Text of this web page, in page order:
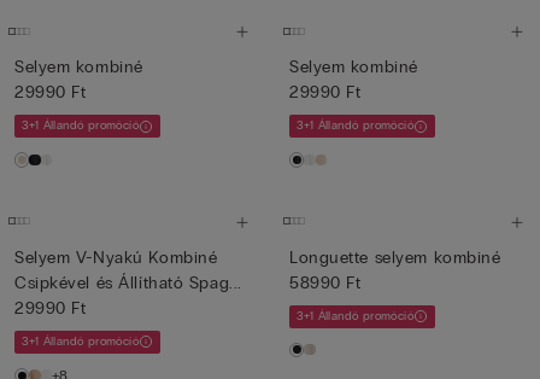
Selyem kombiné
29990 Ft
3+1 Állandó promóció
Selyem kombiné
29990 Ft
3+1 Állandó promóció
Selyem V-Nyakú Kombiné
Csipkével és Állítható Spag...
29990 Ft
3+1 Állandó promóció
+8
Longuette selyem kombiné
58990 Ft
3+1 Állandó promóció